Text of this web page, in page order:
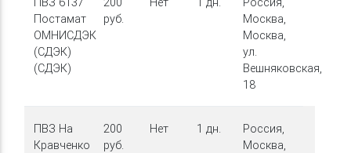
Постамат
ОМНИСДЭК
(СДЭК)
(СДЭК)
руб.
Москва,
Москва,
ул.
Вешняковская,
18
ПВЗ На
Кравченко
200
руб.
Нет 1 дн.
Россия,
Москва,